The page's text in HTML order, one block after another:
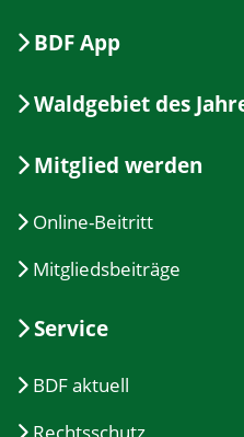
BDF App
Waldgebiet des
Mitglied werden
Online-Beitritt
Mitgliedsbeiträge
Service
BDF aktuell